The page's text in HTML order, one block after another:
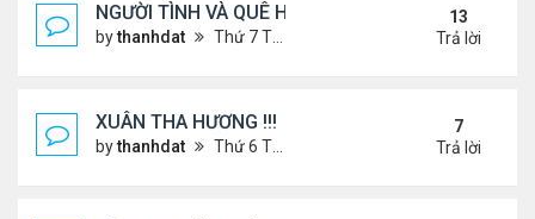
NGƯỜI TÌNH VÀ QUÊ HƯƠNG
bythanhdat Thứ 7 Tháng 7 13, 2024 12:55 pm
13
Trả lời
XUÂN THA HƯƠNG !!!
bythanhdat Thứ 6 Tháng 1 24, 2025 2:26 am
7
Trả lời